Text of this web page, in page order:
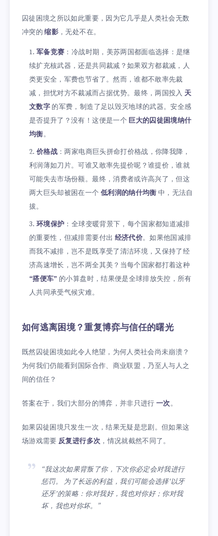
囚徒困境之所以如此重要，因为它几乎是人类社会无数
冲突的缩影 ，无处不在。
军备竞赛 ：冷战时期，美苏两国都面临选择：是继
续扩充核武器，还是共同裁减？如果双方都裁减，人
类更安全，军费也节省了。然而，谁都不敢率先裁
减，担忧对方不裁减而占据优势。最终，两国投入天
文数字 的军费，制造了足以毁灭地球的武器。安全感
是否提升了？没有！这便是一个 巨大的囚徒困境纳什
均衡。
价格战 ：两家电商巨头拼命打价格战，你降我降，
利润薄如刀片。可谁又敢率先提价呢？谁提价，谁就
可能失去市场份额。最终，消费者或许高兴了，但这
两大巨头却被困在一个 低利润的纳什均衡 中，无法自
拔。
环境保护 ：全球变暖背景下，每个国家都知道减排
的重要性，但减排需要付出 经济代价。如果他国减排
而我不减排，岂不是既享受了清洁环境，又保持了经
济高速增长，岂不两全其美？当每个国家都打着这种
“搭便车” 的小算盘时，结果便是全球排放失控，所有
人共同承受气候灾难。
如何逃离困境？重复博弈与信任的曙光
既然囚徒困境如此令人绝望，为何人类社会尚未崩溃？
为何我们仍能看到国际合作、商业联盟，乃至人与人之
间的信任？
答案在于，我们大部分的博弈，并非只进行 一次。
如果囚徒困境只发生一次，结果无疑是悲剧。但如果这
场游戏需要反复进行多次 ，情况就截然不同了。
“我这次如果背叛了你，下次你必定会对我进行
惩罚。 为了长远的利益，我们可能会选择‘以牙
还牙’的策略：你对我好，我也对你好；你对我
坏，我也对你坏。”